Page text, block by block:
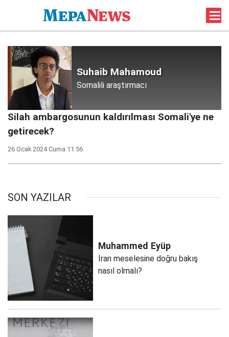
Suhaib Mahamoud
Somalili araştırmacı
Silah ambargosunun kaldırılması Somali'ye ne
getirecek?
26 Ocak 2024 Cuma 11:56
SON YAZILAR
Muhammed Eyüp
İran meselesine doğru bakış
nasıl olmalı?